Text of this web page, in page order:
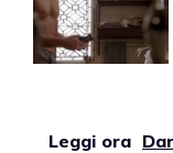
Leggi ora